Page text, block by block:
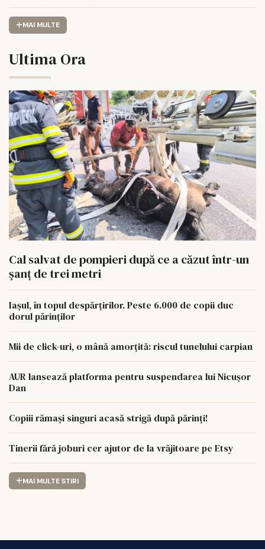
MAI MULTE
Ultima Ora
Cal salvat de pompieri după ce a căzut într-un
şanţ de trei metri
Iașul, în topul despărțirilor. Peste 6.000 de copii duc
dorul părinților
Mii de click-uri, o mână amorțită: riscul tunelului carpian
AUR lansează platforma pentru suspendarea lui Nicușor
Dan
Copiii rămași singuri acasă strigă după părinți!
Tinerii fără joburi cer ajutor de la vrăjitoare pe Etsy
MAI MULTE STIRI